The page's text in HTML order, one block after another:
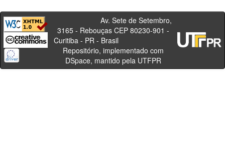
Av. Sete de Setembro,
3165 - Rebouças CEP 80230-901 -
Curitiba - PR - Brasil
Repositório, implementado com
DSpace, mantido pela UTFPR